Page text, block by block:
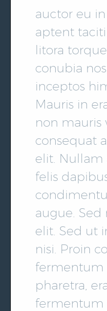
auctor eu in
aptent
litora
conubia
inceptos
Mauris in
non mauris
consequat
elit. Nullam
felis
augue.
elit. Sed ut
nisi. Proin
fermentum
pharetra,
fermentum